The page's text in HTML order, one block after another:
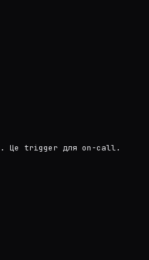
. Це trigger для on-call.